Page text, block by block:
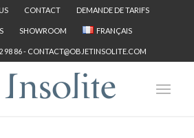
CONTACT DEMANDE DE TARIFS
SHOWROOM FRANÇAIS
98 86 - CONTACT@OBJETINSOLITE.COM